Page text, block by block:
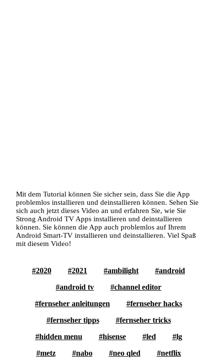
Mit dem Tutorial können Sie sicher sein, dass Sie die App
problemlos installieren und deinstallieren können. Sehen Sie
sich auch jetzt dieses Video an und erfahren Sie, wie Sie
Strong Android TV Apps installieren und deinstallieren
können. Sie können die App auch problemlos auf Ihrem
Android Smart-TV installieren und deinstallieren. Viel Spaß
mit diesem Video!
2020 2021 ambilight
android
android tv
channel editor
fernseher anleitungen
fernseher hacks
fernseher tipps
fernseher tricks
hidden menu
hisense led
lg
metz
nabo neo qled
netflix